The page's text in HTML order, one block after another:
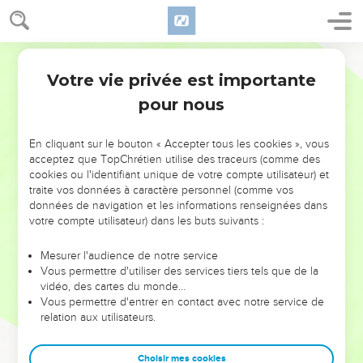
NE MANQUEZ PAS L’ÉVÉNEMENT
DE L’ANNÉE !
ET SI LEURS ERREURS POUVAIENT VOUS ÉVITER LES
VOTRES ?
leur foi ou leur vision. Mais on voit moins les doutes, les erreurs
et les saisons difficiles qu'ils ont traversés, alors même que ce
sont elles qui les ont façonnés.
Dans cette conférence, leaders, entrepreneurs, et responsables
clés pour avancer avec plus de sagesse afin que leurs erreurs
Votre vie privée est importante
pour nous
En cliquant sur le bouton « Accepter tous les cookies », vous
acceptez que TopChrétien utilise des traceurs (comme des
cookies ou l'identifiant unique de votre compte utilisateur) et
traite vos données à caractère personnel (comme vos
données de navigation et les informations renseignées dans
votre compte utilisateur) dans les buts suivants :
Mesurer l'audience de notre service
Vous permettre d'utiliser des services tiers tels que de la
vidéo, des cartes du monde…
Vous permettre d'entrer en contact avec notre service de
relation aux utilisateurs.
Choisir mes cookies